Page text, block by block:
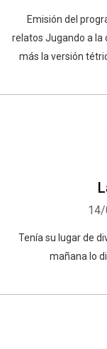
Emisión del
relatos Jugando a la
más la versión
Tenía su lugar de
mañana lo